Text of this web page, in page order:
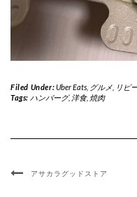
Filed Under:Uber Eats, グルメ, リピ
Tags: ハンバーグ, 洋食, 焼肉
アサカラグッドストア